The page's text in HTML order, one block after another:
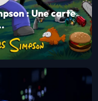
: Une carte